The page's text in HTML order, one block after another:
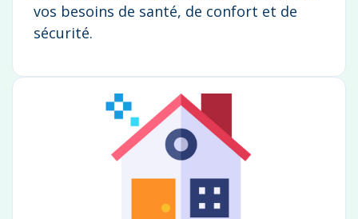
vos besoins de santé, de confort et de
sécurité.